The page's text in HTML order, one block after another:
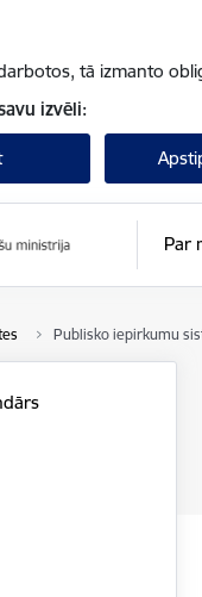
tā izmanto
izvēli:
Par
Publisko iepirkumu